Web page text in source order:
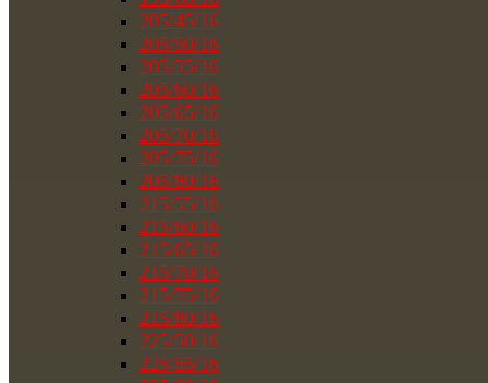
205/45/16
205/50/16
205/55/16
205/60/16
205/65/16
205/70/16
205/75/16
205/80/16
215/55/16
215/60/16
215/65/16
215/70/16
215/75/16
215/80/16
225/50/16
225/55/16